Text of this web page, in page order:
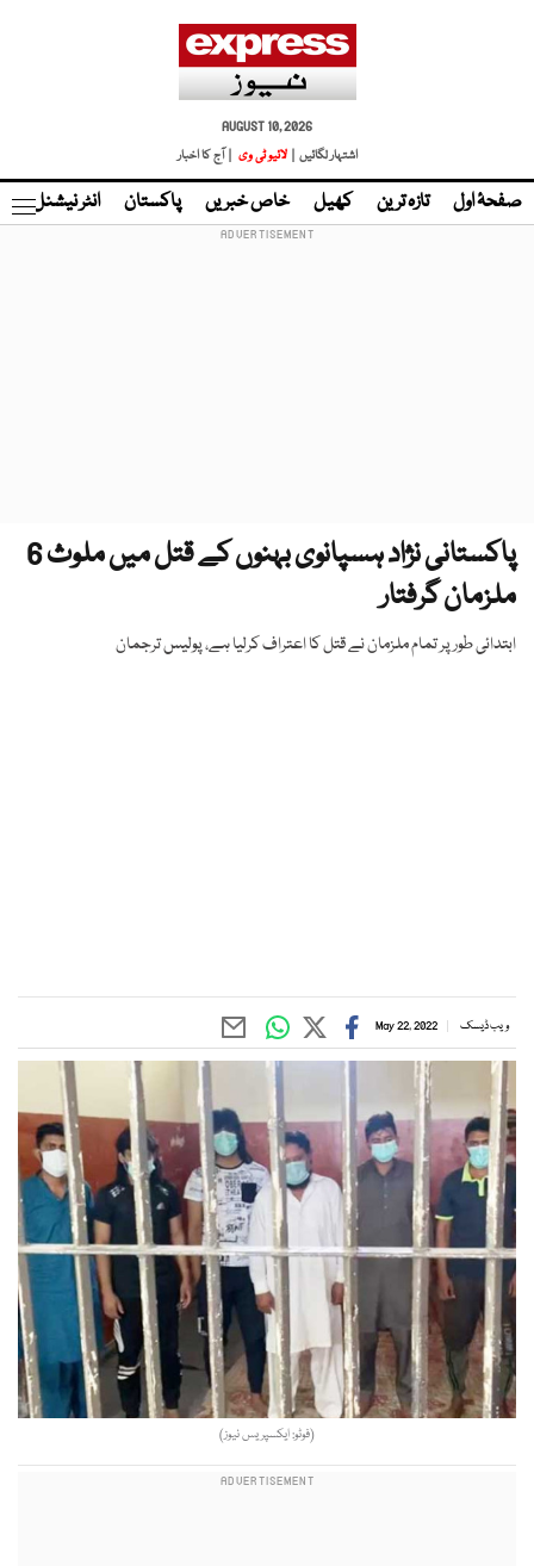
AUGUST 10, 2026
اشتہار لگائیں |
لائیو ٹی وی | آج کا اخبار
صفحۂ اول تازہ ترین کھیل خاص خبریں پاکستان انٹر نیشنل
پاکستانی نژاد ہسپانوی بہنوں کے قتل میں ملوث 6
ملزمان گرفتار
ابتدائی طور پر تمام ملزمان نے قتل کا اعتراف کرلیا ہے، پولیس ترجمان
ویب ڈیسک May 22, 2022
(فوٹو: ایکسپریس نیوز)